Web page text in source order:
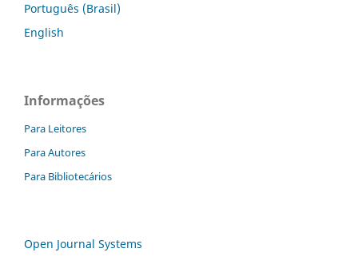
Português (Brasil)
English
Informações
Para Leitores
Para Autores
Para Bibliotecários
Open Journal Systems